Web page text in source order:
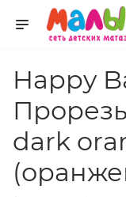
Happy
dark